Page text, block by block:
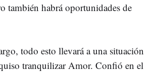
también habrá oportunidades de
todo esto llevará a una situación
tranquilizar Amor. Confió en el